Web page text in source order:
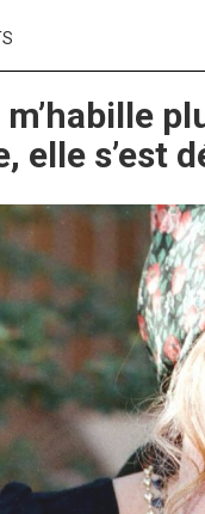
m’habille
elle s’est